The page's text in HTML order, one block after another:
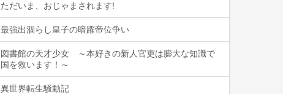
ただいま、おじゃまされます!
最強出涸らし皇子の暗躍帝位争い
図書館の天才少女 ～本好きの新人官吏は膨大な知識で
国を救います！～
異世界転生騒動記